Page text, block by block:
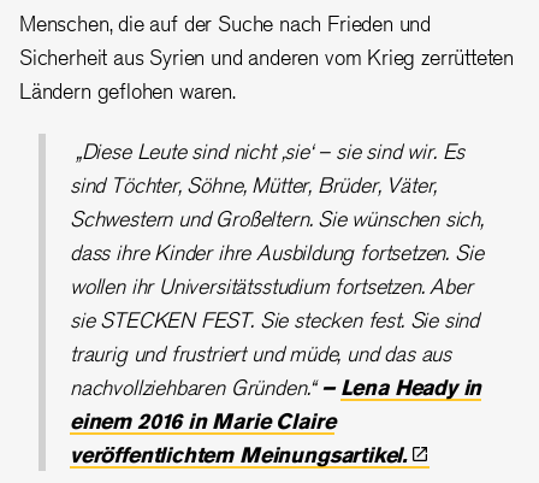
Menschen, die auf der Suche nach Frieden und
Sicherheit aus Syrien und anderen vom Krieg zerrütteten
Ländern geflohen waren.
„Diese Leute sind nicht ‚sie‘ – sie sind wir. Es
sind Töchter, Söhne, Mütter, Brüder, Väter,
Schwestern und Großeltern. Sie wünschen sich,
dass ihre Kinder ihre Ausbildung fortsetzen. Sie
wollen ihr Universitätsstudium fortsetzen. Aber
sie STECKEN FEST. Sie stecken fest. Sie sind
traurig und frustriert und müde, und das aus
nachvollziehbaren Gründen.“–Lena Heady in
einem 2016 in Marie Claire
veröffentlichtem Meinungsartikel.